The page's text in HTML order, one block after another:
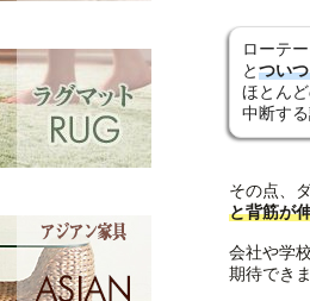
ローテ
と つい
ほとん
中断す
その点、
と背筋が
会社や学
期待でき